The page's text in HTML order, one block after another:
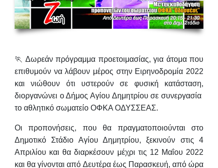
🏃 Δωρεάνπρόγραμμα προετοιμασίας, για άτομα που
επιθυμούν να λάβουν μέρος στην Ειρηνοδρομία 2022
και νιώθουν ότι υστερούν σε φυσική κατάσταση,
διοργανώνει ο Δήμος Αγίου Δημητρίου σε συνεργασία
το αθλητικό σωματείο ΟΦΚΑ ΟΔΥΣΣΕΑΣ.
Οι προπονήσεις, που θα πραγματοποιούνται στο
Δημοτικό Στάδιο Αγίου Δημητρίου,ξεκινούν στις 4
Απριλίου και θα διαρκέσουν μέχρι τις 12 Μαΐου 2022
και θα γίνονται από Δευτέρα έως Παρασκευή, από ώρα